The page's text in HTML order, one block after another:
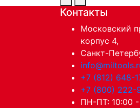
Контакты
Московский
корпус 4,
Санкт-
+7 (812) 648-
+7 (800) 222-
ПН-ПТ: 10:00 -